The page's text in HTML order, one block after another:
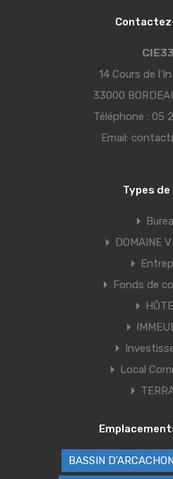
CIE33
14 Cours de
33000
Téléphone : 05
Email:
Types de
DOMAINE
Fonds de
Local
BASSIN D'ARCACHON